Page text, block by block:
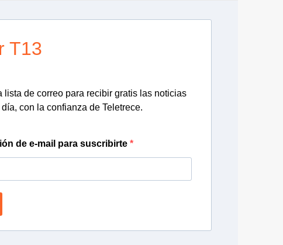
T13
lista de correo para recibir gratis las noticias
con la confianza de Teletrece.
de e-mail para suscribirte